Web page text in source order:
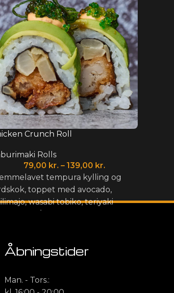
Crunch Roll
Rolls
79,00 kr. – 139,00 kr.
tempura kylling og
toppet med avocado,
wasabi tobiko, teriyaki
Åbningstider
Man. - Tors.: